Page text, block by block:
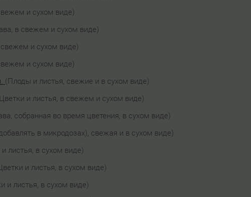
и сухом виде)
в свежем и сухом виде)
свежем и сухом виде)
и сухом виде)
(Плоды и листья, свежие и в сухом виде)
и листья, в свежем и сухом виде)
собранная во время цветения, в сухом виде)
в микродозах), свежая и в сухом виде)
листья, в сухом виде)
и листья, в сухом виде)
и листья, в сухом виде)